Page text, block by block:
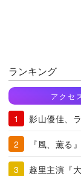
ランキング
アクセ
影山優佳、
『風、薫る
趣里主演『